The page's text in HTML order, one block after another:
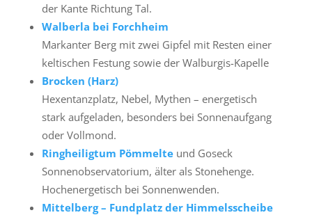
der Kante Richtung Tal.
Walberla bei Forchheim
Markanter Berg mit zwei Gipfel mit Resten einer
keltischen Festung sowie der Walburgis-Kapelle
Brocken (Harz)
Hexentanzplatz, Nebel, Mythen – energetisch
stark aufgeladen, besonders bei Sonnenaufgang
oder Vollmond.
Ringheiligtum Pömmelteund Goseck
Sonnenobservatorium, älter als Stonehenge.
Hochenergetisch bei Sonnenwenden.
Mittelberg – Fundplatz der Himmelsscheibe